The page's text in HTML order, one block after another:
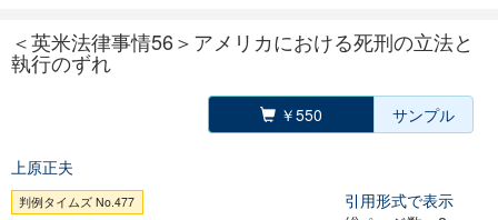
＜英米法律事情56＞アメリカにおける死刑の立法と
執行のずれ
￥550 サンプル
上原正夫
判例タイムズ No.477
引用形式で表示